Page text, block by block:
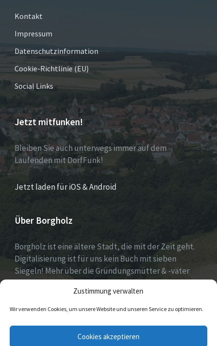
Zustimmung verwalten
Wir verwenden Cookies, um unsere Website und unseren Service zu optimieren.
Cookies akzeptieren
Kontakt
Impressum
Datenschutzinformation
Cookie-Richtlinie (EU)
Social Links
Jetzt mitfunken!
Bleiben Sie auch unterwegs immer auf dem
Laufenden mit DorfFunk!
Jetzt laden für iOS & Android
Über Borgholz
Borgholz ist eine ältere Stadt, die mit der Zeit geht.
Digitalisierung ist für uns kein Buch mit sieben
Siegeln! Mehr über die Gründungsmütter & -väter
gibt es unterDorfwerkstattund
https://www.digitale-doerfer.de!